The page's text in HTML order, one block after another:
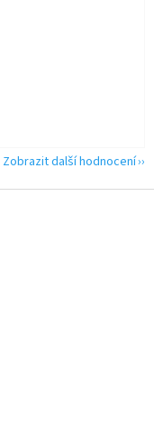
Zobrazit další hodnocení